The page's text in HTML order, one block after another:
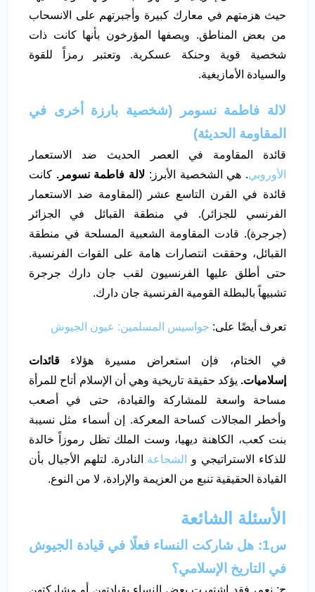
حيث هزمتهم في معارك كبيرة وأجبرتهم على الانسحاب
من بعض المناطق. ويصفها المؤرخون بأنها كانت ذات
شخصية قوية وحنكة عسكرية. وتعتبر رمزاً للقوة
والسيادة الأمازيغية.
لالة فاطمة نسومر (شخصية بارزة أخرى في
المقاومة الحديثة)
قائدة المقاومة في العصر الحديث ضد الاستعمار
الأوروبي. هي الشخصية الأبرز: لالة فاطمة نسومر. كانت
قائدة في القرن التاسع عشر (المقاومة ضد الاستعمار
الفرنسي للجزائر). في منطقة القبائل في الجزائر
(جرجرة). قادت المقاومة الشعبية المسلحة في منطقة
القبائل، وحققت انتصارات هامة على القوات الفرنسية.
حتى أطلق عليها الفرنسيون لقب جان دارك جرجرة
تشبيهاً بالبطلة القومية الفرنسية جان دارك.
تعرف أيضًا على: جواسيس المسلمين: عيون الجيوش
في الختام، فإن استعراض مسيرة هؤلاء قائدات
إسلاميات. يؤكد حقيقة تاريخية وهي أن الإسلام أتاح للمرأة
مساحة واسعة للمشاركة والقيادة، حتى في أصعب
وأخطر المجالات كساحة المعركة. إن أسماء مثل نسيبة
بنت كعب، الكاهنة ديهيا، وست الملك تظل رموزاً خالدة
للذكاء الاستراتيجي و
الشجاعة النادرة. لتلهم الأجيال بأن
القيادة الحقيقية تنبع من العزيمة والإرادة، لا من النوع.
الأسئلة الشائعة
س1: هل شاركت النساء فعلًا في قيادة الجيوش
في التاريخ الإسلامي؟
ج: نعم، فقد اشتهرت بعض النساء بقيادتهن أو مشاركتهن